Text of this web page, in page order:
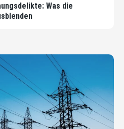
Was die